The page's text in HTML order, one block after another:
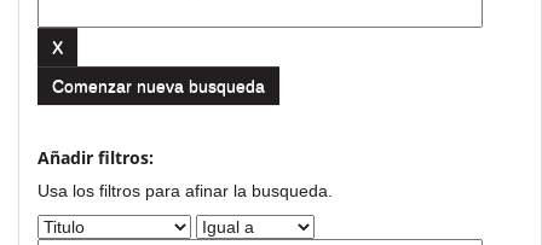
Comenzar nueva busqueda
Añadir filtros:
Usa los filtros para afinar la busqueda.